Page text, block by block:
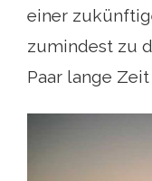
einer
zumindest zu
Paar lange